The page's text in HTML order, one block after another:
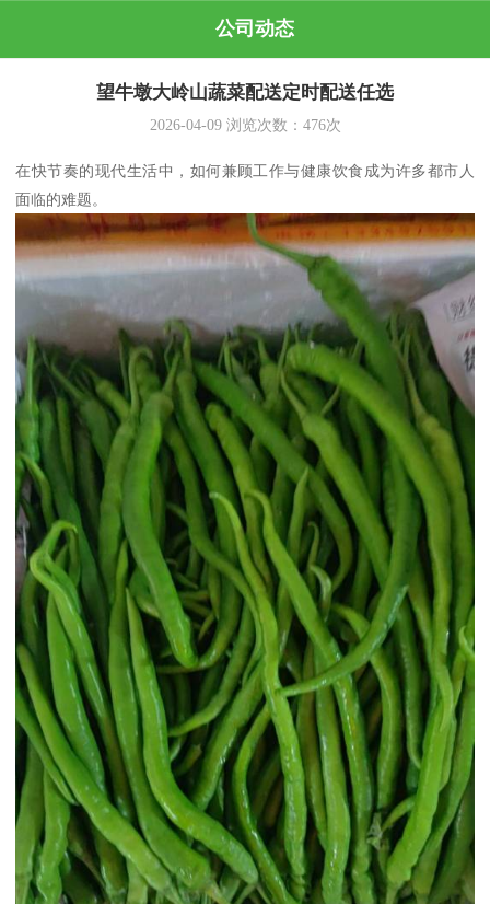
公司动态
望牛墩大岭山蔬菜配送定时配送任选
2026-04-09浏览次数： 476次
在快节奏的现代生活中，如何兼顾工作与健康饮食成为许多都市人
面临的难题。